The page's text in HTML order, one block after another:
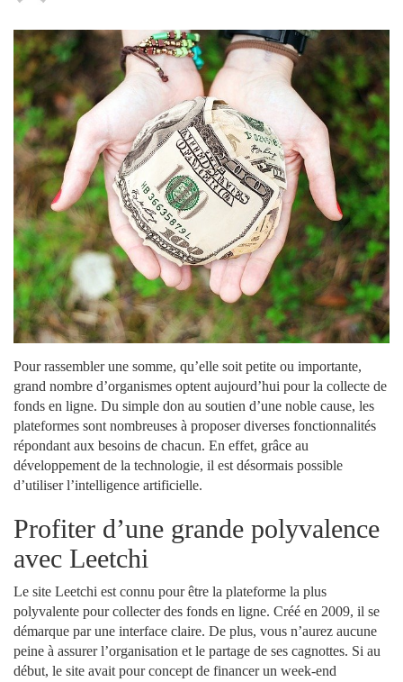
Pour rassembler une somme, qu’elle soit petite ou importante,
grand nombre d’organismes optent aujourd’hui pour la collecte de
fonds en ligne. Du simple don au soutien d’une noble cause, les
plateformes sont nombreuses à proposer diverses fonctionnalités
répondant aux besoins de chacun. En effet, grâce au
développement de la technologie, il est désormais possible
d’utiliser l’intelligence artificielle.
Profiter d’une grande polyvalence
avec Leetchi
Le site Leetchi est connu pour être la plateforme la plus
polyvalente pour collecter des fonds en ligne. Créé en 2009, il se
démarque par une interface claire. De plus, vous n’aurez aucune
peine à assurer l’organisation et le partage de ses cagnottes. Si au
début, le site avait pour concept de financer un week-end